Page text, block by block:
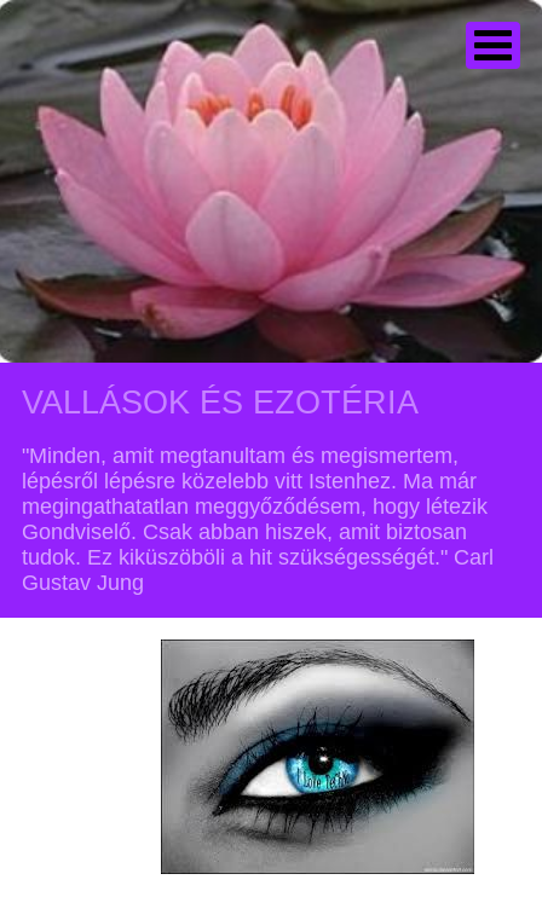
VALLÁSOK ÉS EZOTÉRIA
"Minden, amit megtanultam és megismertem,
lépésről lépésre közelebb vitt Istenhez. Ma már
megingathatatlan meggyőződésem, hogy létezik
Gondviselő. Csak abban hiszek, amit biztosan
tudok. Ez kiküszöböli a hit szükségességét." Carl
Gustav Jung